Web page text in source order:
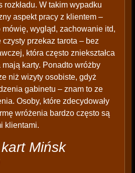
rozkładu. W takim wypadku
aspekt pracy z klientem –
mówię, wygląd, zachowanie itd,
przekaz tarota – bez
która często zniekształca
karty. Ponadto wróżby
niż wizyty osobiste, gdyż
gabinetu – znam to ze
Osoby, które zdecydowały
wróżenia bardzo często są
klientami.
Mińsk